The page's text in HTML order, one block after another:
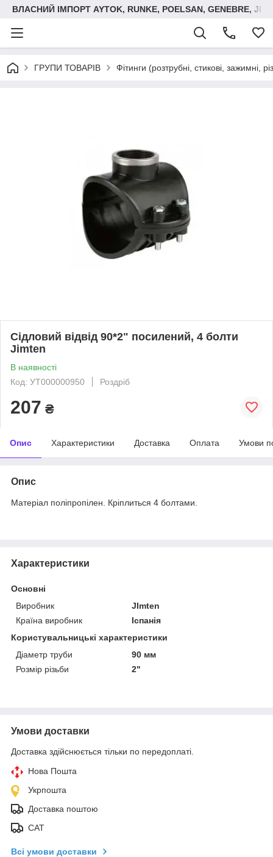
ВЛАСНИЙ ІМПОРТ AYTOK, RUNKE, POELSAN, GENEBRE,
ГРУПИ ТОВАРІВ Фітинги (розтрубні, стикові, зажимні,
Сідловий відвід 90*2" посилений, 4 болти
Jimten
В наявності
Код: УТ000000950
Роздріб
207 ₴
Опис Характеристики Доставка Оплата Умови
Опис
Матеріал поліпропілен. Кріплиться 4 болтами.
Характеристики
Основні
Виробник
JImten
Країна виробник
Іспанія
Користувальницькі характеристики
Діаметр труби
90 мм
Розмір різьби
2"
Умови доставки
Доставка здійснюється тільки по передоплаті.
Нова Пошта
Укрпошта
Доставка поштою
САТ
Всі умови доставки